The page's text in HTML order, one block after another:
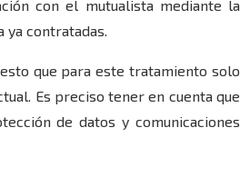
con el mutualista mediante la
ya contratadas.
que para este tratamiento solo
Es preciso tener en cuenta que
de datos y comunicaciones